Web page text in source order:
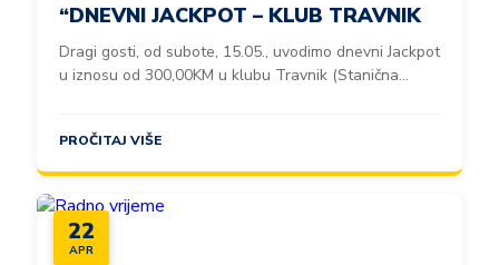
“DNEVNI JACKPOT – KLUB TRAVNIK
Dragi gosti, od subote, 15.05., uvodimo dnevni Jackpot
u iznosu od 300,00KM u klubu Travnik (Stanična...
PROČITAJ VIŠE
22
APR